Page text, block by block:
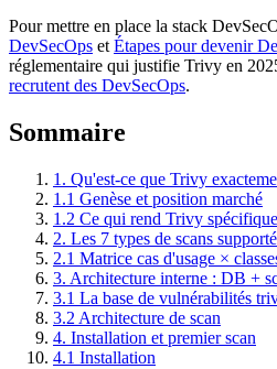
Pour mettre en place la stack
DevSecOps et Étapes pour devenir
réglementaire qui justifie Trivy en
recrutent des DevSecOps.
Sommaire
1. Qu'est-ce que Trivy
1.1 Genèse et position marché
1.2 Ce qui rend Trivy spécifique
2. Les 7 types de scans
2.1 Matrice cas d'usage ×
3. Architecture interne : DB +
3.1 La base de vulnérabilités
3.2 Architecture de scan
4. Installation et premier scan
4.1 Installation